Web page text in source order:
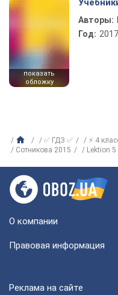
показать
обложку
Авторы:
Год: 2017
✅ ГДЗ ✅ ⚡ 4
Сотникова 2015
Lektion 5
О компании
Правовая информация
Реклама на сайте